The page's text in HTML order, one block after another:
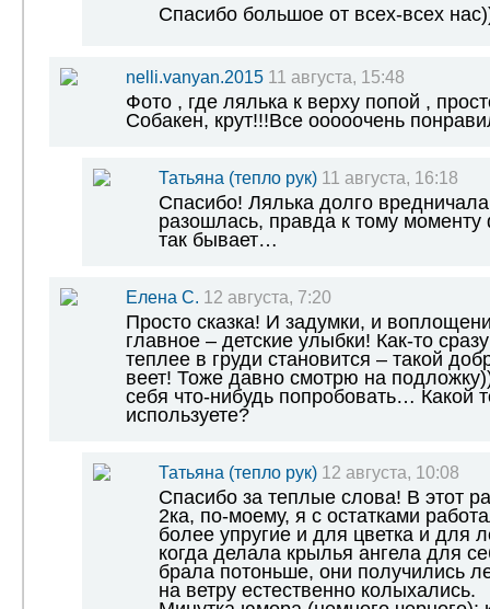
Спасибо большое от всех-всех
nelli.vanyan.2015 11 августа, 15:48
Фото , где лялька к верху попой ,
Собакен, крут!!!Все ооооочень
Татьяна (тепло рук) 11 августа, 16:18
Спасибо! Лялька долго
разошлась, правда к тому моменту
так бывает…
Елена С. 12 августа, 7:20
Просто сказка! И задумки, и
главное – детские улыбки! Как-то
теплее в груди становится – такой
веет! Тоже давно смотрю на
себя что-нибудь попробовать… Какой
используете?
Татьяна (тепло рук) 12 августа, 10:08
Спасибо за теплые слова! В этот
2ка, по-моему, я с остатками
более упругие и для цветка и для
когда делала крылья ангела для
брала потоньше, они получились
на ветру естественно колыхались.